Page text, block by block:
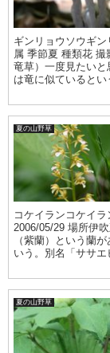
ギンリョウソウギ
属 季節夏 種類花
竜草）一度見たい
は竜に似ているとい
夏の山野草
コケイランコケイ
2006/05/29 場所伊
（紫蘭）という蘭
いう。別名「ササエ
夏の山野草